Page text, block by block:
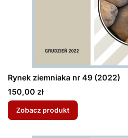
Rynek ziemniaka nr 49 (2022)
Cena
150,00 zł
Zobacz produkt